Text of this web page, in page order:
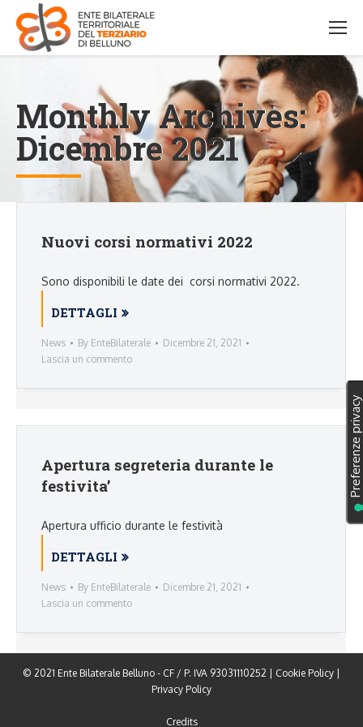
Monthly Archives:
Dicembre 2021
Nuovi corsi normativi 2022
Sono disponibili le date dei corsi normativi 2022.
DETTAGLI
News By EnteBilaterale
Dicembre 21, 2021
Lascia un commento
Apertura segreteria durante le
festivita’
Apertura ufficio durante le festività
DETTAGLI
News By EnteBilaterale
Dicembre 21, 2021
Lascia un commento
© 2021 Ente Bilaterale Belluno - CF / P. IVA 93031110252 | Cookie Policy
Privacy Policy
Credits